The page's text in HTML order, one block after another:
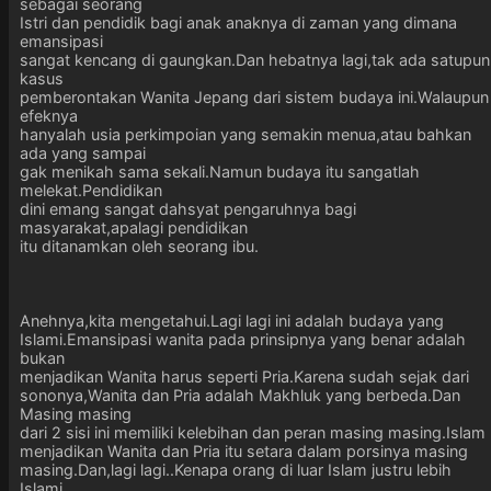
Istri dan pendidik bagi anak anaknya di zaman yang dimana
emansipasi
sangat kencang di gaungkan.Dan hebatnya lagi,tak ada satupun
kasus
pemberontakan Wanita Jepang dari sistem budaya ini.Walaupun
efeknya
hanyalah usia perkimpoian yang semakin menua,atau bahkan
ada yang sampai
gak menikah sama sekali.Namun budaya itu sangatlah
melekat.Pendidikan
dini emang sangat dahsyat pengaruhnya bagi
masyarakat,apalagi pendidikan
itu ditanamkan oleh seorang ibu.
Anehnya,kita mengetahui.Lagi lagi ini adalah budaya yang
Islami.Emansipasi wanita pada prinsipnya yang benar adalah
bukan
menjadikan Wanita harus seperti Pria.Karena sudah sejak dari
sononya,Wanita dan Pria adalah Makhluk yang berbeda.Dan
Masing masing
dari 2 sisi ini memiliki kelebihan dan peran masing masing.Islam
menjadikan Wanita dan Pria itu setara dalam porsinya masing
masing.Dan,lagi lagi..Kenapa orang di luar Islam justru lebih